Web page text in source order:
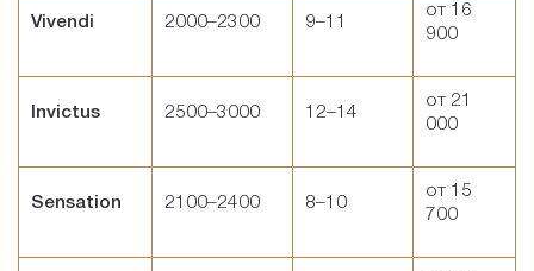
Vivendi 2000–2300 9–11
от 16
900
Invictus 2500–3000 12–14
от 21
000
Sensation 2100–2400 8–10
от 15
700